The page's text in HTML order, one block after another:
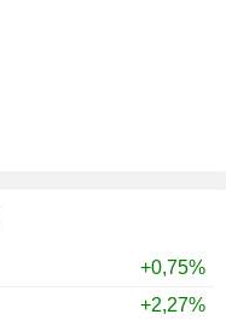
+0,75%
+2,27%